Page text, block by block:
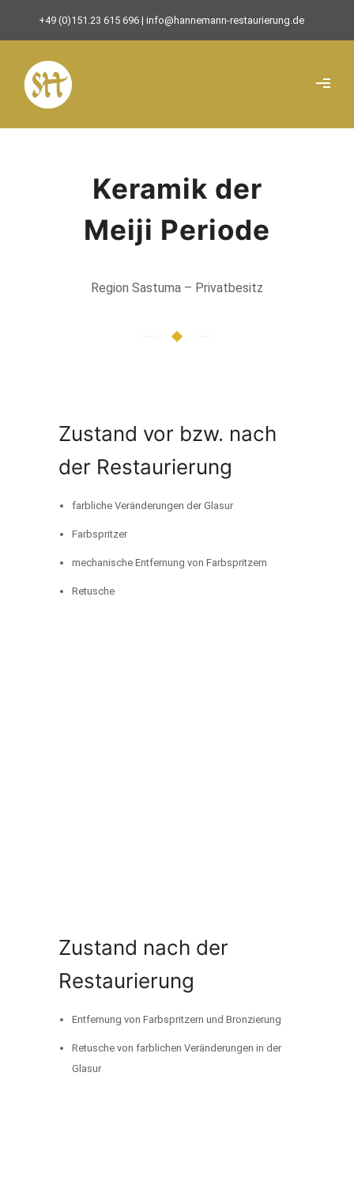
+49 (0)151.23 615 696| info@hannemann-restaurierung.de
Keramik der
Meiji Periode
Region Sastuma – Privatbesitz
Zustand vor bzw. nach
der Restaurierung
farbliche Veränderungen der Glasur
Farbspritzer
mechanische Entfernung von Farbspritzern
Retusche
Zustand nach der
Restaurierung
Entfernung von Farbspritzern und Bronzierung
Retusche von farblichen Veränderungen in der
Glasur